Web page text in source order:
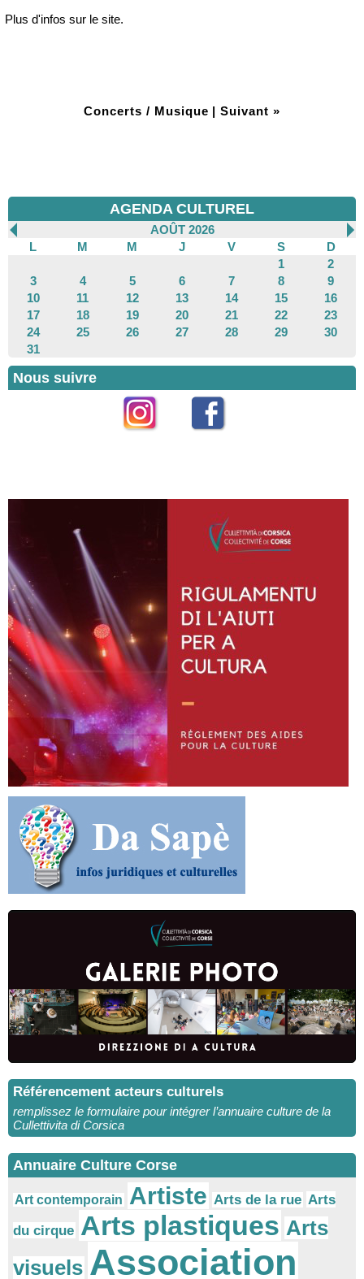
Plus d'infos sur le site.
Concerts / Musique | Suivant »
AGENDA CULTUREL
AOÛT 2026
L
M M J V S
D
1
2
3
4 5 6 7 8
9
10
11 12 13 14 15
16
17
18 19 20 21 22
23
24
25 26 27 28 29
30
31
Nous suivre
Référencement acteurs culturels
remplissez le formulaire pour intégrer l’annuaire culture de la
Cullettivita di Corsica
Annuaire Culture Corse
Art contemporain Artiste Arts de la rue Arts
du cirque Arts plastiques Arts
visuels Association